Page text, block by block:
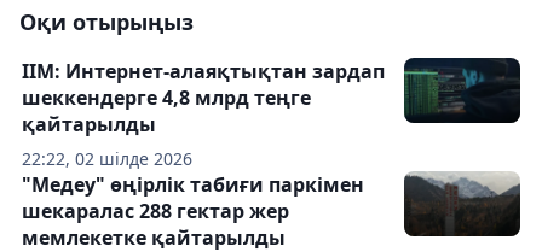
Оқи отырыңыз
22:22, 02 шілде 2026
ІІМ: Интернет-алаяқтықтан зардап
шеккендерге 4,8 млрд теңге
қайтарылды
"Медеу" өңірлік табиғи паркімен
шекаралас 288 гектар жер
мемлекетке қайтарылды